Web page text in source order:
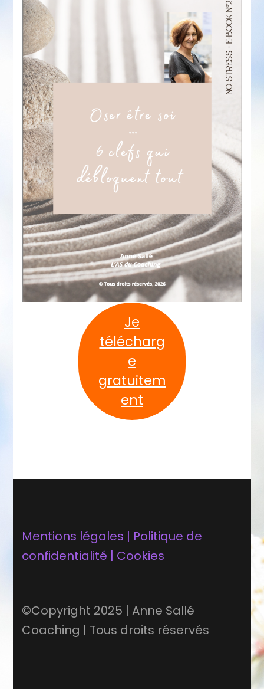
Je
télécharg
e
gratuitem
ent
Mentions légales | Politique de
confidentialité | Cookies
©Copyright 2025 | Anne Sallé
Coaching | Tous droits réservés